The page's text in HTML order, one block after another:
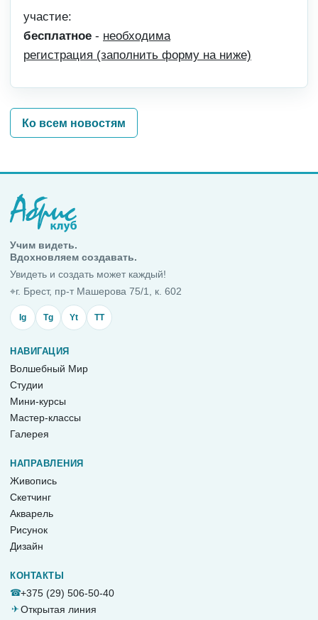
участие:
бесплатное - необходима
регистрация (заполнить форму на ниже)
Ко всем новостям
Учим видеть.
Вдохновляем создавать.
Увидеть и создать может каждый!
⌖г. Брест, пр-т Машерова 75/1, к. 602
Ig Tg Yt TT
НАВИГАЦИЯ
Волшебный Мир
Студии
Мини-курсы
Мастер-классы
Галерея
НАПРАВЛЕНИЯ
Живопись
Скетчинг
Акварель
Рисунок
Дизайн
КОНТАКТЫ
☎+375 (29) 506-50-40
✈ Открытая линия